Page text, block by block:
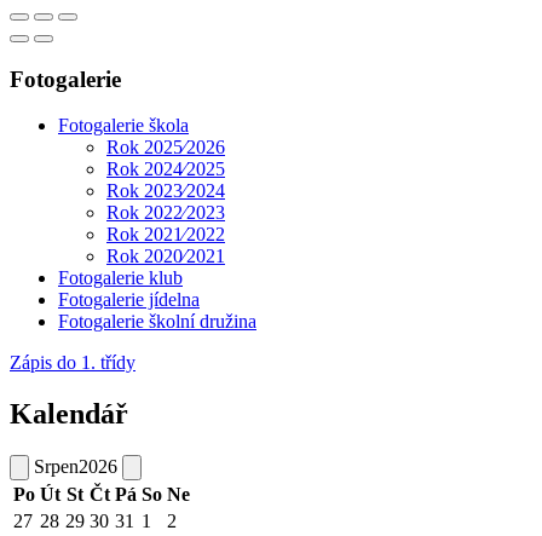
Fotogalerie
Fotogalerie škola
Rok 2025⁄2026
Rok 2024⁄2025
Rok 2023⁄2024
Rok 2022⁄2023
Rok 2021⁄2022
Rok 2020⁄2021
Fotogalerie klub
Fotogalerie jídelna
Fotogalerie školní družina
Zápis do 1. třídy
Kalendář
Srpen2026
Po Út St Čt Pá So Ne
27 28 29 30 31 1
2